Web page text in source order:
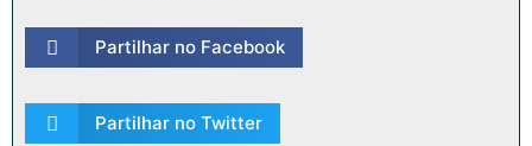
Partilhar no Facebook
Partilhar no Twitter